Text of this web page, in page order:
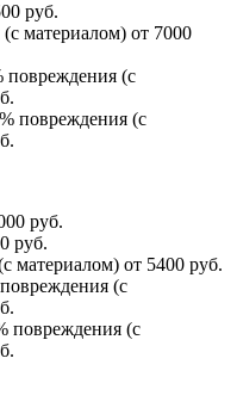
руб.
материалом) от 7000
повреждения (с
повреждения (с
руб.
руб.
материалом) от 5400 руб.
(с
повреждения (с